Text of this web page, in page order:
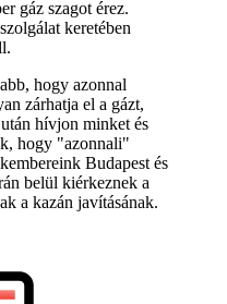
gáz szagot érez.
keretében
hogy azonnal
zárhatja el a gázt,
hívjon minket és
hogy "azonnali"
Budapest és
belül kiérkeznek a
a kazán javításának.